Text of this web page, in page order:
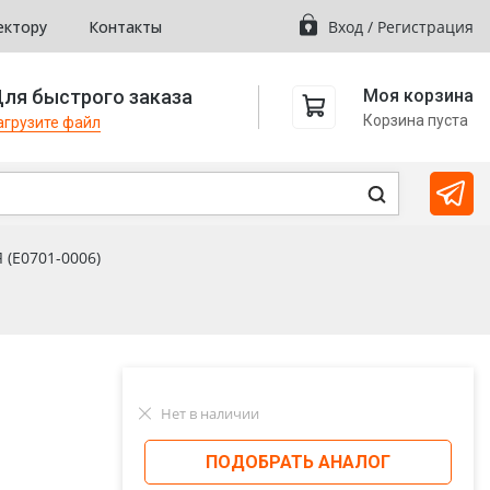
Контакты Вход / Регистрация
быстрого заказа
файл
Моя корзина
Корзина пуста
(Е0701-0006)
Нет в наличии
ПОДОБРАТЬ АНАЛОГ